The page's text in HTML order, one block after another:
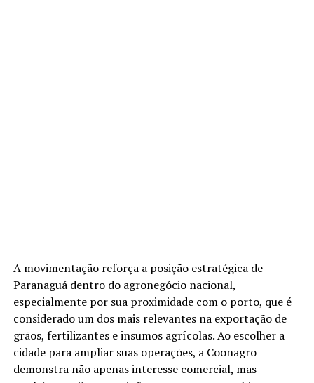
A movimentação reforça a posição estratégica de
Paranaguá dentro do agronegócio nacional,
especialmente por sua proximidade com o porto, que é
considerado um dos mais relevantes na exportação de
grãos, fertilizantes e insumos agrícolas. Ao escolher a
cidade para ampliar suas operações, a Coonagro
demonstra não apenas interesse comercial, mas